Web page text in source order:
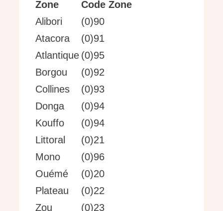
Zone
Code Zone
Alibori
(0)90
Atacora
(0)91
Atlantique (0)95
Borgou
(0)92
Collines
(0)93
Donga
(0)94
Kouffo
(0)94
Littoral
(0)21
Mono
(0)96
Ouémé
(0)20
Plateau
(0)22
Zou
(0)23